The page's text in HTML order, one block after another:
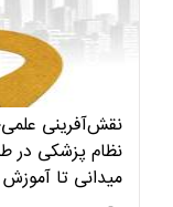
نقش‌آفرینی
نظام پزشکی در
میدانی تا